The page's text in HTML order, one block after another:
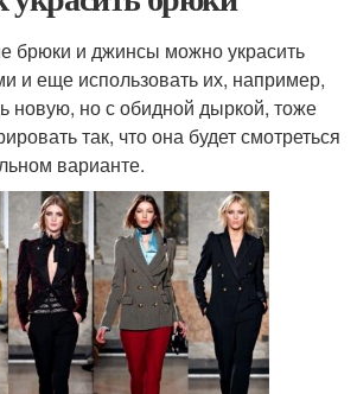
брюки и джинсы можно украсить
и еще использовать их, например,
новую, но с обидной дыркой, тоже
так, что она будет смотреться
варианте.